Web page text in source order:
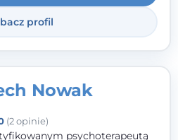
profil
Nowak
(2 opinie)
psychoterapeutą